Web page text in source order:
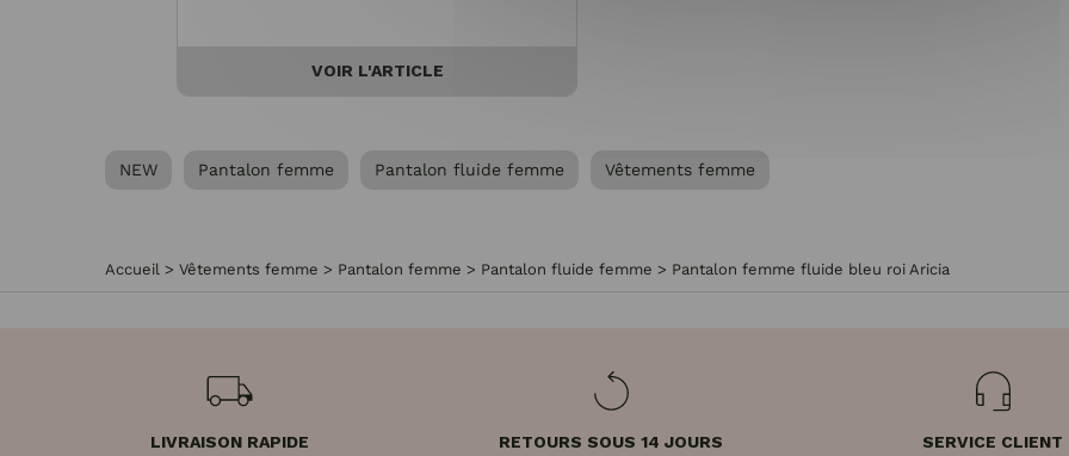
VOIR L'ARTICLE
NEW Pantalon femme Pantalon fluide femme Vêtements femme
Accueil > Vêtements femme > Pantalon femme > Pantalon fluide femme > Pantalon femme fluide bleu roi Aricia
LIVRAISON RAPIDE
RETOURS SOUS 14 JOURS
SERVICE CLIENT